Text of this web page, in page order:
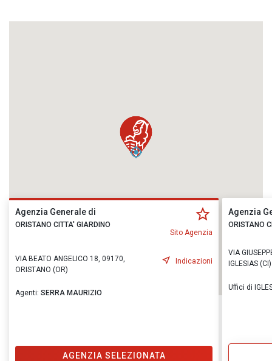
Agenzia Generale di
ORISTANO CITTA' GIARDINO
Sito Agenzia
VIA BEATO ANGELICO 18, 09170,
ORISTANO (OR)
Indicazioni
Agenti: SERRA MAURIZIO
AGENZIA SELEZIONATA
Agenzia
ORISTANO
VIA
IGLESIAS (CI)
Uffici di